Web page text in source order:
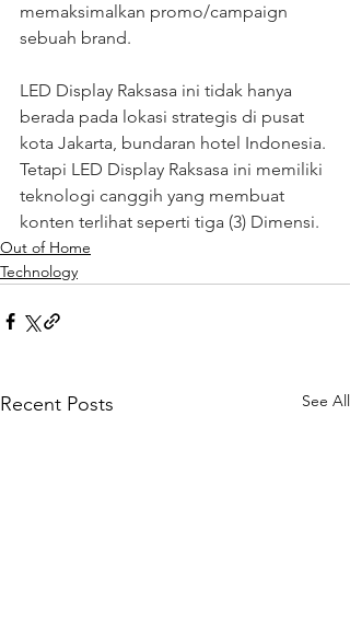
memaksimalkan promo/campaign
sebuah brand.
LED Display Raksasa ini tidak hanya
berada pada lokasi strategis di pusat
kota Jakarta, bundaran hotel Indonesia.
Tetapi LED Display Raksasa ini memiliki
teknologi canggih yang membuat
konten terlihat seperti tiga (3) Dimensi.
Out of Home
Technology
Recent Posts See All